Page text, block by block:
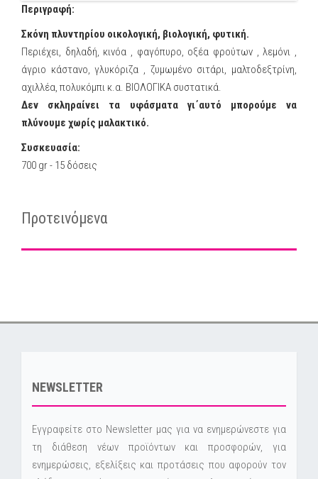
Περιγραφή:
Σκόνη πλυντηρίου οικολογική, βιολογική, φυτική.
Περιέχει, δηλαδή, κινόα , φαγόπυρο, οξέα φρούτων , λεμόνι ,
άγριο κάστανο, γλυκόριζα , ζυμωμένο σιτάρι, μαλτοδεξτρίνη,
αχιλλέα, πολυκόμπι κ.α. ΒΙΟΛΟΓΙΚΑ συστατικά.
Δεν σκληραίνει τα υφάσματα γι΄αυτό μπορούμε να
πλύνουμε χωρίς μαλακτικό.
Συσκευασία:
700 gr - 15 δόσεις
Προτεινόμενα
NEWSLETTER
Εγγραφείτε στο Newsletter μας για να ενημερώνεστε για
τη διάθεση νέων προϊόντων και προσφορών, για
ενημερώσεις, εξελίξεις και προτάσεις που αφορούν τον